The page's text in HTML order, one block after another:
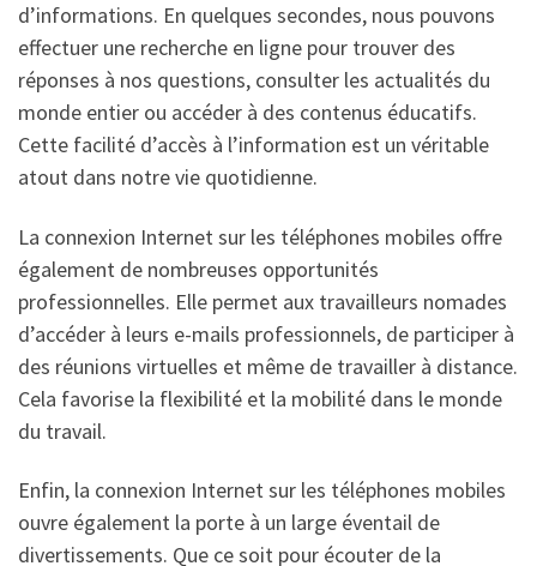
d’informations. En quelques secondes, nous pouvons
effectuer une recherche en ligne pour trouver des
réponses à nos questions, consulter les actualités du
monde entier ou accéder à des contenus éducatifs.
Cette facilité d’accès à l’information est un véritable
atout dans notre vie quotidienne.
La connexion Internet sur les téléphones mobiles offre
également de nombreuses opportunités
professionnelles. Elle permet aux travailleurs nomades
d’accéder à leurs e-mails professionnels, de participer à
des réunions virtuelles et même de travailler à distance.
Cela favorise la flexibilité et la mobilité dans le monde
du travail.
Enfin, la connexion Internet sur les téléphones mobiles
ouvre également la porte à un large éventail de
divertissements. Que ce soit pour écouter de la